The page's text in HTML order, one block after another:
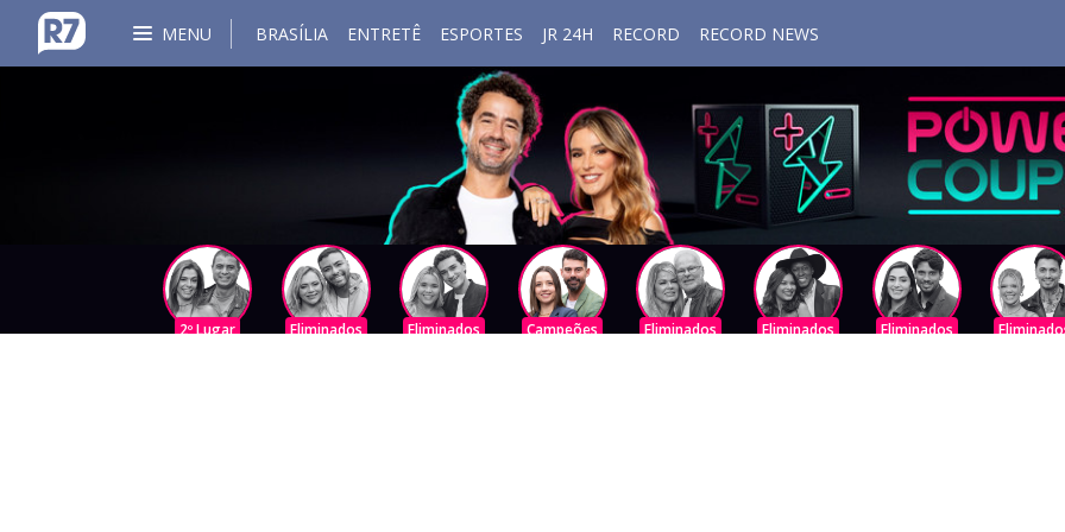
MENU BRASÍLIA ENTRETÊ ESPORTES JR 24H RECORD RECORD NEWS
2º Lugar Eliminados Eliminados Campeões Eliminados Eliminados Eliminados